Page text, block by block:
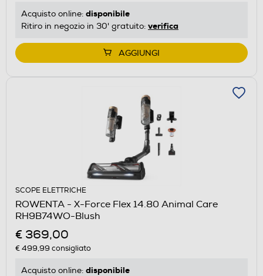
Acquisto online: disponibile
Ritiro in negozio in 30' gratuito: verifica
AGGIUNGI
SCOPE ELETTRICHE
ROWENTA - X-Force Flex 14.80 Animal Care
RH9B74WO-Blush
€ 369,00
€ 499,99 consigliato
Acquisto online: disponibile